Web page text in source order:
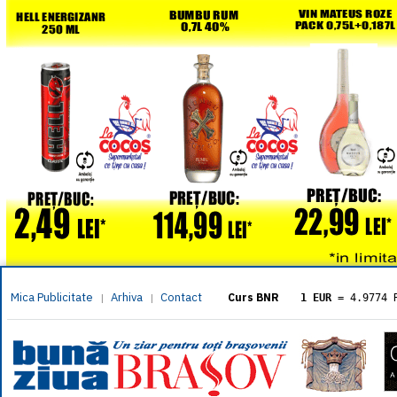
Mica Publicitate | Arhiva | Contact Curs BNR 1 EUR = 4.9774
= 5.8304
1 XAU= 464.4611
1 AED= 1.1933
1 AUD= 2.7957
1 BGN= 2.5449